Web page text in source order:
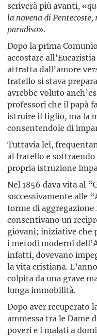
scriverà più avanti, «
la novena di
paradiso».
Dopo la prima
accostare
attratta dall’amore
fratello si stava
avrebbe voluto
professori che il papà
istruire il figlio, ma la
consentendole di
Tuttavia lei,
al fratello e
propria istruzione
Nel 1856 dava vita al
successivamente alle
forme di
consentivano un
giovani; iniziative che
i metodi moderni
infatti, dovevano
la vita cristiana.
colpita da una grave
lunga immobilità.
Dopo aver recuperato
ammessa tra le Dame
poveri e i malati a